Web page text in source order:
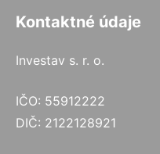
Kontaktné údaje
Investav s. r. o.
IČO: 55912222
DIČ: 2122128921